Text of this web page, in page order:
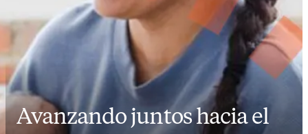
Avanzando juntos hacia el